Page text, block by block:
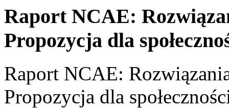
Raport NCAE:
Propozycja dla
Raport NCAE:
Propozycja dla